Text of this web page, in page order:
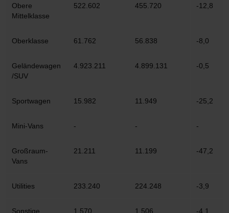
Obere
Mittelklasse
522.602 455.720 -12,8
Oberklasse 61.762 56.838 -8,0
Geländewagen
/SUV
4.923.211 4.899.131 -0,5
Sportwagen 15.982 11.949 -25,2
Mini-Vans - - -
Großraum-
Vans
21.211 11.199 -47,2
Utilities 233.240 224.248 -3,9
Sonstige 1.570 1.506 -4,1